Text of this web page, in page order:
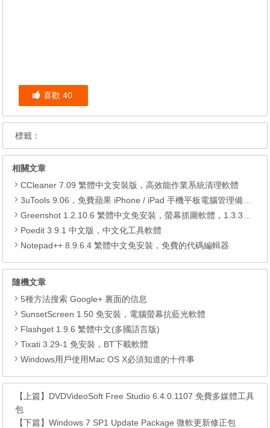
喜歡 40
標籤：
相關文章
CCleaner 7.09 繁體中文安裝版，高效能作業系統清理軟體
3uTools 9.06，免費蘋果 iPhone / iPad 手機平板電腦管理備份還原軟體
Greenshot 1.2.10.6 繁體中文免安裝，螢幕抓圖軟體，1.3.315 安裝版
Poedit 3.9.1 中文版，中文化工具軟體
Notepad++ 8.9.6.4 繁體中文免安裝，免費的代碼編輯器
隨機文章
5種方法搜索 Google+ 裏面的信息
SunsetScreen 1.50 免安裝，電腦螢幕抗藍光軟體
Flashget 1.9.6 繁體中文(多國語言版)
Tixati 3.29-1 免安裝，BT下載軟體
Windows用戶使用Mac OS X必須知道的十件事
【上篇】 DVDVideoSoft Free Studio 6.4.0.1107 免費多媒體工具
包
【下篇】Windows 7 SP1 Update Package 微軟更新修正包